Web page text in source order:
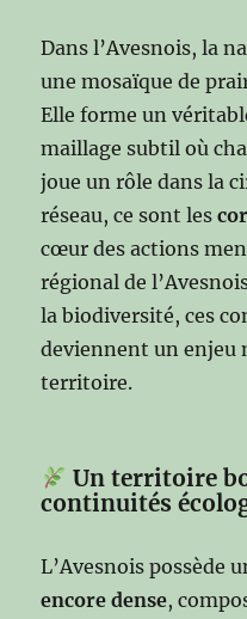
Dans l’Avesnois, la
une mosaïque de
Elle forme un
maillage subtil où
joue un rôle dans la
réseau, ce sont les
cœur des actions
régional de
la biodiversité, ces
deviennent un enjeu
territoire.
Un territoire
continuités
L’Avesnois possède
encore dense,